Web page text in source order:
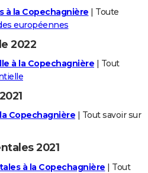
à la Copechagnière | Toute
européennes
2022
à la Copechagnière | Tout
Copechagnière | Tout savoir sur
2021
à la Copechagnière | Tout